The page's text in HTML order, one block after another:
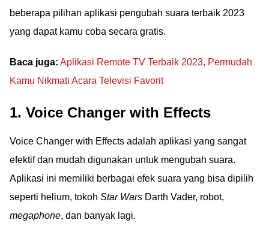
beberapa pilihan aplikasi pengubah suara terbaik 2023
yang dapat kamu coba secara gratis.
Baca juga: Aplikasi Remote TV Terbaik 2023, Permudah
Kamu Nikmati Acara Televisi Favorit
1. Voice Changer with Effects
Voice Changer with Effects adalah aplikasi yang sangat
efektif dan mudah digunakan untuk mengubah suara.
Aplikasi ini memiliki berbagai efek suara yang bisa dipilih
seperti helium, tokoh Star Wars Darth Vader, robot,
megaphone, dan banyak lagi.